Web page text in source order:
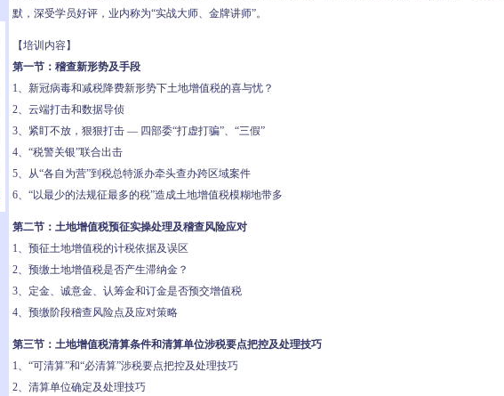
默，深受学员好评，业内称为“实战大师、金牌讲师”。
【培训内容】
第一节：稽查新形势及手段
1、新冠病毒和减税降费新形势下土地增值税的喜与忧？
2、云端打击和数据导侦
3、紧盯不放，狠狠打击 — 四部委“打虚打骗”、“三假”
4、“税警关银”联合出击
5、从“各自为营”到税总特派办牵头查办跨区域案件
6、“以最少的法规征最多的税”造成土地增值税模糊地带多
第二节：土地增值税预征实操处理及稽查风险应对
1、预征土地增值税的计税依据及误区
2、预缴土地增值税是否产生滞纳金？
3、定金、诚意金、认筹金和订金是否预交增值税
4、预缴阶段稽查风险点及应对策略
第三节：土地增值税清算条件和清算单位涉税要点把控及处理技巧
1、“可清算”和“必清算”涉税要点把控及处理技巧
2、清算单位确定及处理技巧